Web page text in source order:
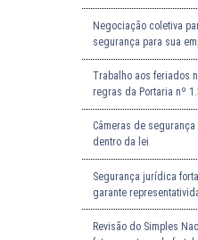
Negociação coletiva
segurança para sua
Trabalho aos feriados
regras da Portaria nº
Câmeras de
dentro da lei
Segurança jurídica
garante
Revisão do Simples